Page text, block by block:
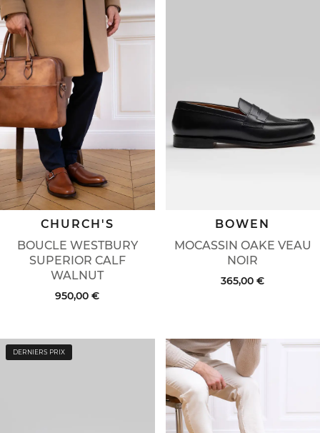
BOUCLE WESTBURY
SUPERIOR CALF
WALNUT
CHURCH'S
950,00 €
MOCASSIN OAKE VEAU
NOIR
BOWEN
365,00 €
DERNIERS PRIX